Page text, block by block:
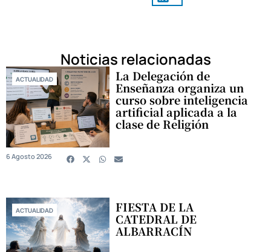
Noticias relacionadas
ACTUALIDAD La Delegación de
Enseñanza organiza un
curso sobre inteligencia
artificial aplicada a la
clase de Religión
6 Agosto 2026
ACTUALIDAD FIESTA DE LA
CATEDRAL DE
ALBARRACÍN